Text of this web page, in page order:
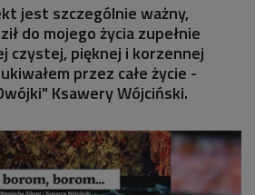
jest szczególnie ważny,
do mojego życia zupełnie
czystej, pięknej i korzennej
przez całe życie -
Ksawery Wójciński.